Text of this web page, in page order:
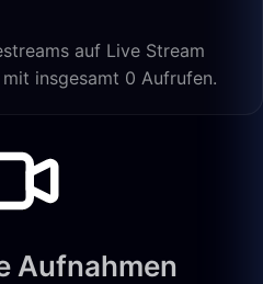
auf Live Stream
insgesamt 0 Aufrufen.
Aufnahmen